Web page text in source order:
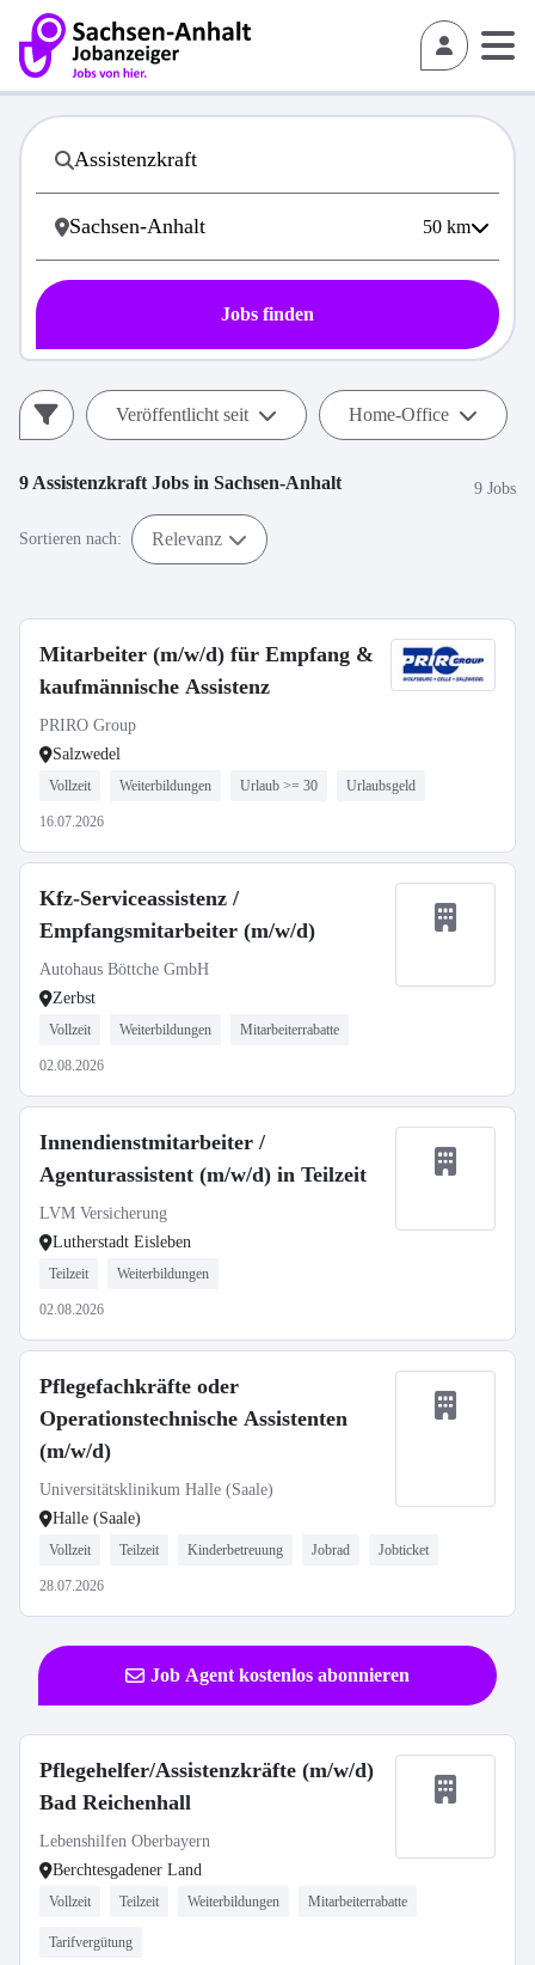
50 km
Jobs finden
Veröffentlicht seit Home-Office
9 Assistenzkraft Jobs in Sachsen-Anhalt 9 Jobs
Sortieren nach: Relevanz
Mitarbeiter (m/w/d) für Empfang &
kaufmännische Assistenz
PRIRO Group
Salzwedel
Vollzeit Weiterbildungen Urlaub >= 30 Urlaubsgeld
16.07.2026
Kfz-Serviceassistenz /
Empfangsmitarbeiter (m/w/d)
Autohaus Böttche GmbH
Zerbst
Vollzeit Weiterbildungen Mitarbeiterrabatte
02.08.2026
Innendienstmitarbeiter /
Agenturassistent (m/w/d) in Teilzeit
LVM Versicherung
Lutherstadt Eisleben
Teilzeit Weiterbildungen
02.08.2026
Pflegefachkräfte oder
Operationstechnische Assistenten
(m/w/d)
Universitätsklinikum Halle (Saale)
Halle (Saale)
Vollzeit Teilzeit Kinderbetreuung Jobrad Jobticket
28.07.2026
Job Agent kostenlos abonnieren
Pflegehelfer/Assistenzkräfte (m/w/d)
Bad Reichenhall
Lebenshilfen Oberbayern
Berchtesgadener Land
Vollzeit Teilzeit Weiterbildungen Mitarbeiterrabatte
Tarifvergütung